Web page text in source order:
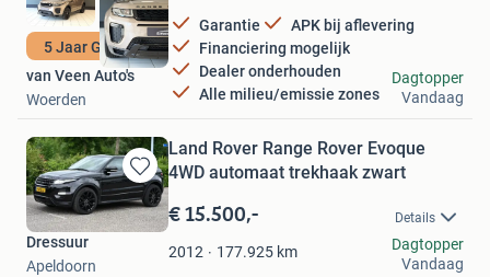
5 Jaar Garantie
Garantie
APK bij aflevering
Financiering mogelijk
Dealer onderhouden
Alle milieu/emissie zones
van Veen Auto's
Woerden
Dagtopper
Vandaag
Bewaren
in
Mijn
Favorieten
Land Rover Range Rover Evoque
4WD automaat trekhaak zwart
€ 15.500,- Details
2012 177.925 km
Dressuur
Apeldoorn
Dagtopper
Vandaag